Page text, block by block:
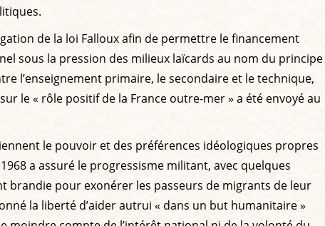
de la loi Falloux afin de permettre le financement
sous la pression des milieux laïcards au nom du principe
l’enseignement primaire, le secondaire et le technique,
le « rôle positif de la France outre-mer » a été envoyé au
le pouvoir et des préférences idéologiques propres
a assuré le progressisme militant, avec quelques
brandie pour exonérer les passeurs de migrants de leur
la liberté d’aider autrui « dans un but humanitaire »